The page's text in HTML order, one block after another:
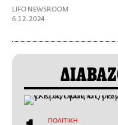
LIFO NEWSROOM
6.12.2024
ΠΟΛΙΤΙΚΗ